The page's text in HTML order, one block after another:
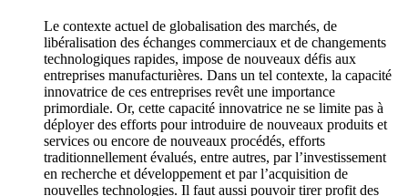
Le contexte actuel de globalisation des marchés, de
libéralisation des échanges commerciaux et de changements
technologiques rapides, impose de nouveaux défis aux
entreprises manufacturières. Dans un tel contexte, la capacité
innovatrice de ces entreprises revêt une importance
primordiale. Or, cette capacité innovatrice ne se limite pas à
déployer des efforts pour introduire de nouveaux produits et
services ou encore de nouveaux procédés, efforts
traditionnellement évalués, entre autres, par l’investissement
en recherche et développement et par l’acquisition de
nouvelles technologies. Il faut aussi pouvoir tirer profit des